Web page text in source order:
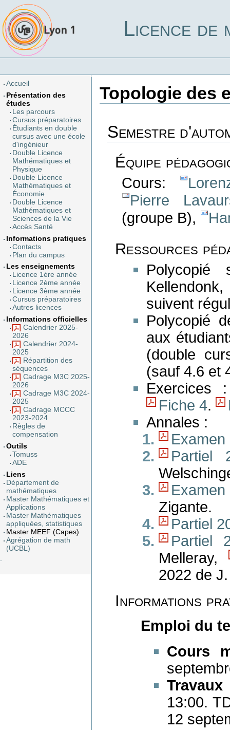
Licence de
Accueil
Présentation des
études
Les parcours
Cursus préparatoires
Étudiants en double
cursus avec une école
d'ingénieur
Double Licence
Mathématiques et
Physique
Double Licence
Mathématiques et
Économie
Double Licence
Mathématiques et
Sciences de la Vie
Accès Santé
Informations pratiques
Contacts
Plan du campus
Les enseignements
Licence 1ère année
Licence 2ème année
Licence 3ème année
Cursus préparatoires
Autres licences
Informations officielles
Calendrier 2025-
2026
Calendrier 2024-
2025
Répartition des
séquences
Cadrage M3C 2025-
2026
Cadrage M3C 2024-
2025
Cadrage MCCC
2023-2024
Règles de
compensation
Outils
Tomuss
ADE
Liens
Département de
mathématiques
Master Mathématiques et
Applications
Master Mathématiques
appliquées, statistiques
Master MEEF (Capes)
Agrégation de math
(UCBL)
Topologie des
Semestre
Équipe
Cours:
Pierre
(groupe B),
Ressources
suivent
Polycopié
aux
(double
(sauf 4.6 et
Fiche 4.
Annales :
Examen
Partiel
Zigante.
Partiel
Partiel
Melleray,
2022 de
Informations
Emploi du
Cours
Travaux
13:00.
12